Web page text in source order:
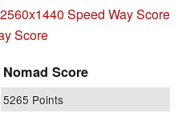
2560x1440 Speed Way Score
Score
Score
5265 Points